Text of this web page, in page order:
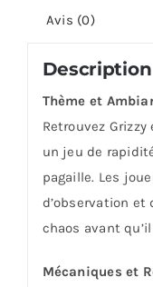
Avis (0)
Description
Thème et
Retrouvez
un jeu de
pagaille. Les
d’observation et
chaos avant
Mécaniques et